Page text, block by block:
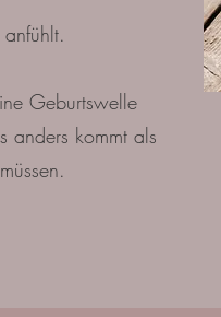
Geburtswelle
anders kommt als